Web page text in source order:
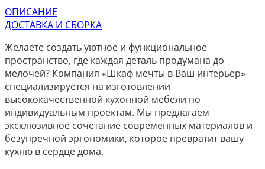
ОПИСАНИЕ
ДОСТАВКА И СБОРКА
Желаете создать уютное и функциональное
пространство, где каждая деталь продумана до
мелочей? Компания «Шкаф мечты в Ваш интерьер»
специализируется на изготовлении
высококачественной кухонной мебели по
индивидуальным проектам. Мы предлагаем
эксклюзивное сочетание современных материалов и
безупречной эргономики, которое превратит вашу
кухню в сердце дома.